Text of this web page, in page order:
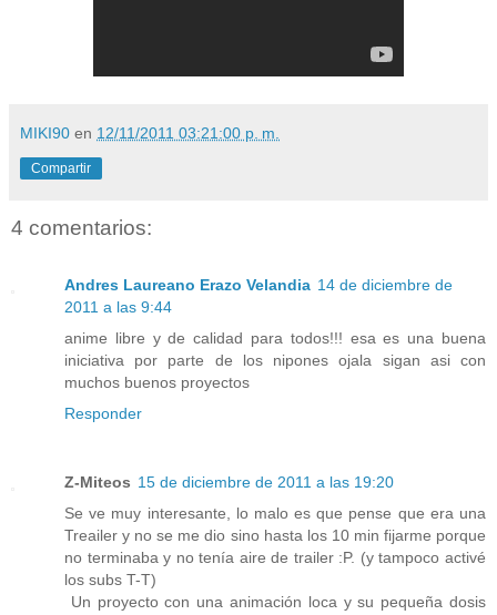
MIKI90 en 12/11/2011 03:21:00 p. m.
Compartir
4 comentarios:
Andres Laureano Erazo Velandia 14 de diciembre de
2011 a las 9:44
anime libre y de calidad para todos!!! esa es una buena
iniciativa por parte de los nipones ojala sigan asi con
muchos buenos proyectos
Responder
Z-Miteos 15 de diciembre de 2011 a las 19:20
Se ve muy interesante, lo malo es que pense que era una
Treailer y no se me dio sino hasta los 10 min fijarme porque
no terminaba y no tenía aire de trailer :P. (y tampoco activé
los subs T-T)
Un proyecto con una animación loca y su pequeña dosis